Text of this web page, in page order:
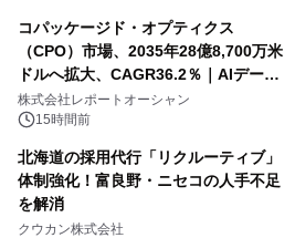
コパッケージド・オプティクス
（CPO）市場、2035年28億8,700万米
ドルへ拡大、CAGR36.2％｜AIデータ
センター・高速光通信需要が成長を加
速
株式会社レポートオーシャン
15時間前
北海道の採用代行「リクルーティブ」
体制強化！富良野・ニセコの人手不足
を解消
クウカン株式会社